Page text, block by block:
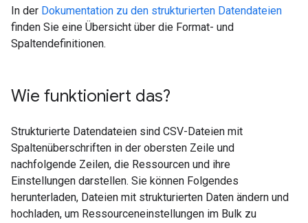
In der Dokumentation zu den strukturierten Datendateien
finden Sie eine Übersicht über die Format- und
Spaltendefinitionen.
Wie funktioniert das?
Strukturierte Datendateien sind CSV-Dateien mit
Spaltenüberschriften in der obersten Zeile und
nachfolgende Zeilen, die Ressourcen und ihre
Einstellungen darstellen. Sie können Folgendes
herunterladen, Dateien mit strukturierten Daten ändern und
hochladen, um Ressourceneinstellungen im Bulk zu